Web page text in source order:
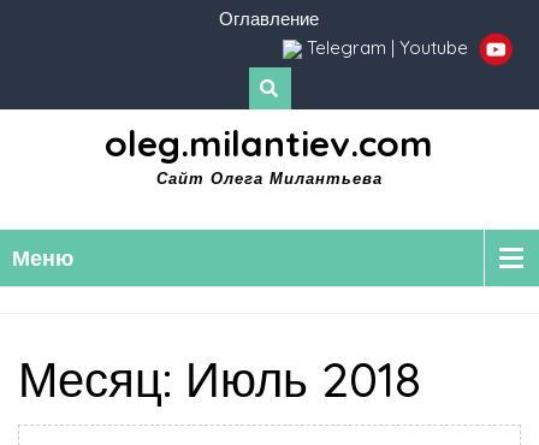
Оглавление
Telegram | Youtube
oleg.milantiev.com
Сайт Олега Милантьева
Меню
Месяц: Июль 2018